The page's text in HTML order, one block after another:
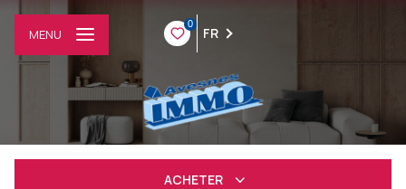
0
FR
MENU
ACHETER